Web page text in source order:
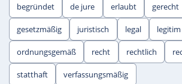
begründet de jure erlaubt gerecht
gesetzmäßig juristisch legal legitim
ordnungsgemäß recht rechtlich
statthaft verfassungsmäßig